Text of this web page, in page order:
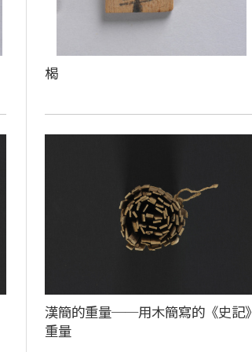
楬
漢簡的重量──用木簡寫的《史記》
重量